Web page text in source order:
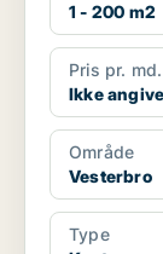
1 - 200 m2
Pris pr. md.
Ikke
Område
Vesterbro
Type